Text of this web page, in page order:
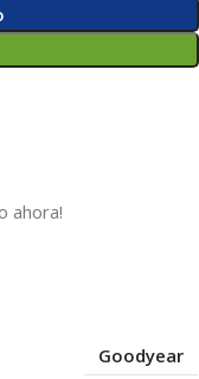
ahora!
Goodyear